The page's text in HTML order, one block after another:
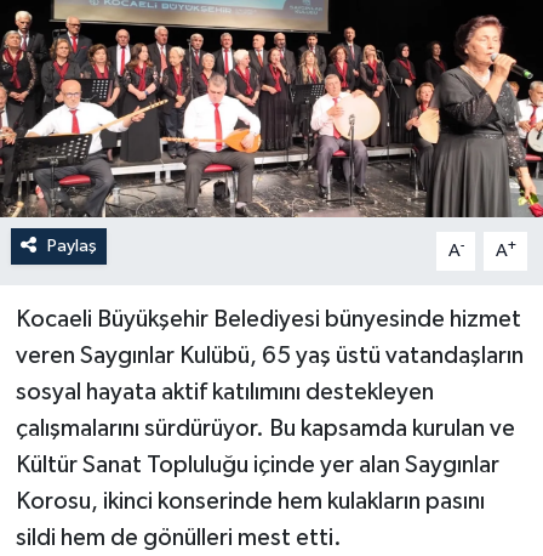
Paylaş A- A+
Kocaeli Büyükşehir Belediyesi bünyesinde hizmet
veren Saygınlar Kulübü, 65 yaş üstü vatandaşların
sosyal hayata aktif katılımını destekleyen
çalışmalarını sürdürüyor. Bu kapsamda kurulan ve
Kültür Sanat Topluluğu içinde yer alan Saygınlar
Korosu, ikinci konserinde hem kulakların pasını
sildi hem de gönülleri mest etti.